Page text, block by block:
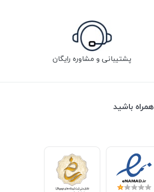
پشتیبانی و مشاوره رایگان
باشید